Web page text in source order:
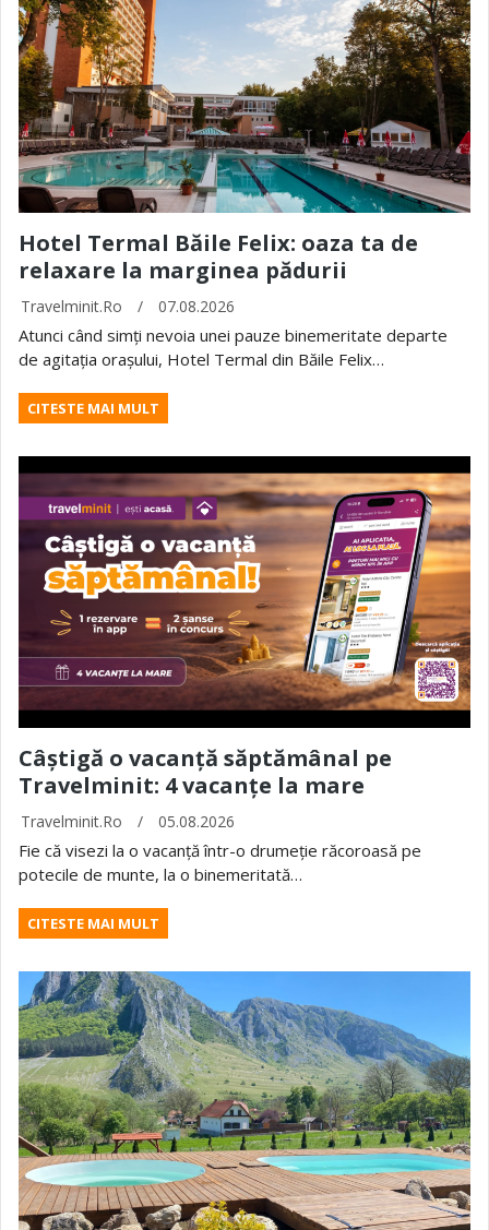
Hotel Termal Băile Felix: oaza ta de
relaxare la marginea pădurii
Travelminit.ro / 07.08.2026
Atunci când simți nevoia unei pauze binemeritate departe
de agitația orașului, Hotel Termal din Băile Felix…
CITESTE MAI MULT
Câștigă o vacanță săptămânal pe
Travelminit: 4 vacanțe la mare
Travelminit.ro / 05.08.2026
Fie că visezi la o vacanță într-o drumeție răcoroasă pe
potecile de munte, la o binemeritată…
CITESTE MAI MULT